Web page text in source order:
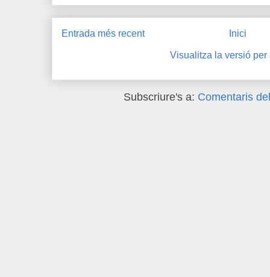
Entrada més recent Inici
Visualitza la versió per
Subscriure's a: Comentaris